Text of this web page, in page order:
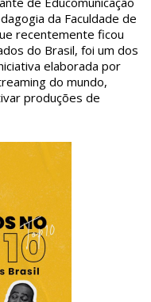
da Faculdade de
recentemente ficou
do Brasil, foi um dos
elaborada por
do mundo,
produções de